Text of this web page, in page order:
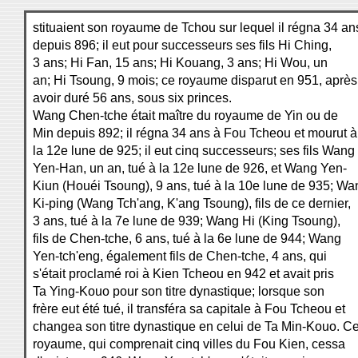
stituaient son royaume de Tchou sur lequel il régna 34
depuis 896; il eut pour successeurs ses fils Hi Ching,
3 ans; Hi Fan, 15 ans; Hi Kouang, 3 ans; Hi Wou, un
an; Hi Tsoung, 9 mois; ce royaume disparut en 951, après
avoir duré 56 ans, sous six princes.
Wang Chen-tche était maître du royaume de Yin ou de
Min depuis 892; il régna 34 ans à Fou Tcheou et mourut à
la 12e lune de 925; il eut cinq successeurs; ses fils Wang
Yen-Han, un an, tué à la 12e lune de 926, et Wang Yen-
Kiun (Houéi Tsoung), 9 ans, tué à la 10e lune de 935;
Ki-ping (Wang Tch'ang, K'ang Tsoung), fils de ce dernier,
3 ans, tué à la 7e lune de 939; Wang Hi (King Tsoung),
fils de Chen-tche, 6 ans, tué à la 6e lune de 944; Wang
Yen-tch'eng, également fils de Chen-tche, 4 ans, qui
s'était proclamé roi à Kien Tcheou en 942 et avait pris
Ta Ying-Kouo pour son titre dynastique; lorsque son
frère eut été tué, il transféra sa capitale à Fou Tcheou et
changea son titre dynastique en celui de Ta Min-Kouo.
royaume, qui comprenait cinq villes du Fou Kien, cessa